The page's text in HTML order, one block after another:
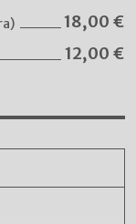
18,00 €
12,00 €